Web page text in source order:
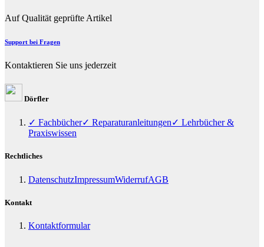
Auf Qualität geprüfte Artikel
Support bei Fragen
Kontaktieren Sie uns jederzeit
Dörfler
✓ Fachbücher✓ Reparaturanleitungen✓ Lehrbücher &
Praxiswissen
Rechtliches
DatenschutzImpressumWiderrufAGB
Kontakt
Kontaktformular